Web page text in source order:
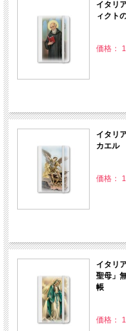
イタリ
ィクト
価格：
イタリ
カエル
価格：
イタリ
聖母」
帳
価格：